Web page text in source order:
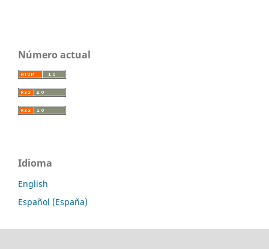
Número actual
Idioma
English
Español (España)